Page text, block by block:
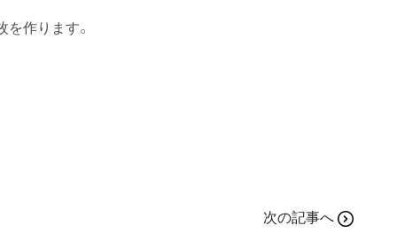
作ります。
次の記事へ